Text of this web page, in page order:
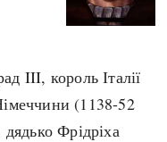
III, король Італії
(1138-52
Фрідріха